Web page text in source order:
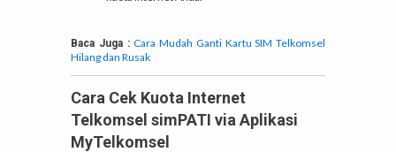
Baca Juga :Cara Mudah Ganti Kartu SIM Telkomsel
Hilang dan Rusak
Cara Cek Kuota Internet
Telkomsel simPATI via Aplikasi
MyTelkomsel